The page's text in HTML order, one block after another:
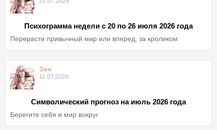
Психограмма недели с 20 по 26 июля 2026 года
Перерасти привычный мир или вперед, за кроликом
Зея
11.07.2026
Символический прогноз на июль 2026 года
Берегите себя и мир вокруг